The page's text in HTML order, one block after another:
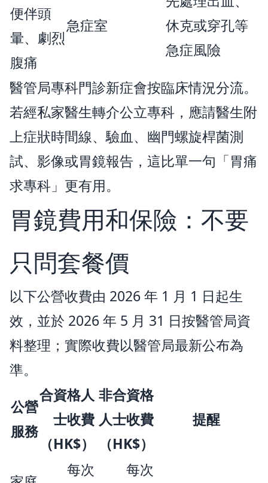
便伴頭
暈、劇烈
腹痛
急症室
休克或穿孔等
急症風險
醫管局專科門診新症會按臨床情況分流。
若經私家醫生轉介公立專科，應請醫生附
上症狀時間線、驗血、幽門螺旋桿菌測
試、影像或胃鏡報告，這比單一句「胃痛
求專科」更有用。
胃鏡費用和保險：不要
只問套餐價
以下公營收費由 2026 年 1 月 1 日起生
效，並於 2026 年 5 月 31 日按醫管局資
料整理；實際收費以醫管局最新公布為
準。
公營
服務
合資格人
士收費
（HK$）
非合資格
人士收費
（HK$）
提醒
每次 每次